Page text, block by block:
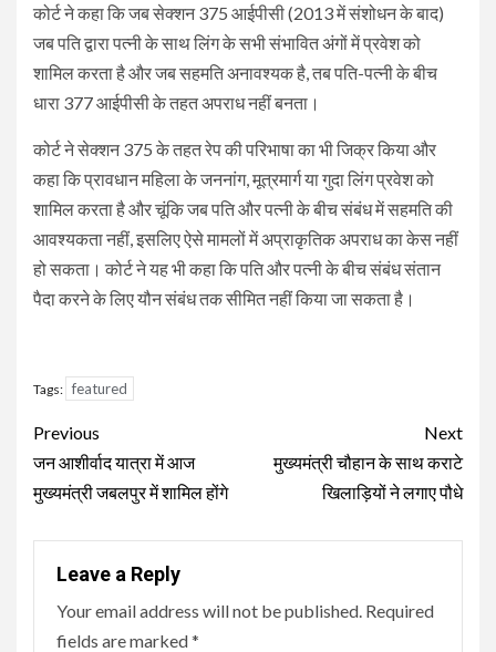
कोर्ट ने कहा कि जब सेक्शन 375 आईपीसी (2013 में संशोधन के बाद)
जब पति द्वारा पत्नी के साथ लिंग के सभी संभावित अंगों में प्रवेश को
शामिल करता है और जब सहमति अनावश्यक है, तब पति-पत्नी के बीच
धारा 377 आईपीसी के तहत अपराध नहीं बनता।
कोर्ट ने सेक्शन 375 के तहत रेप की परिभाषा का भी जिक्र किया और
कहा कि प्रावधान महिला के जननांग, मूत्रमार्ग या गुदा लिंग प्रवेश को
शामिल करता है और चूंकि जब पति और पत्नी के बीच संबंध में सहमति की
आवश्यकता नहीं, इसलिए ऐसे मामलों में अप्राकृतिक अपराध का केस नहीं
हो सकता। कोर्ट ने यह भी कहा कि पति और पत्नी के बीच संबंध संतान
पैदा करने के लिए यौन संबंध तक सीमित नहीं किया जा सकता है।
Tags: featured
Continue
Reading
Previous
जन आशीर्वाद यात्रा में आज
मुख्यमंत्री जबलपुर में शामिल होंगे
Next
मुख्यमंत्री चौहान के साथ कराटे
खिलाड़ियों ने लगाए पौधे
Leave a Reply
Your email address will not be published. Required
fields are marked*